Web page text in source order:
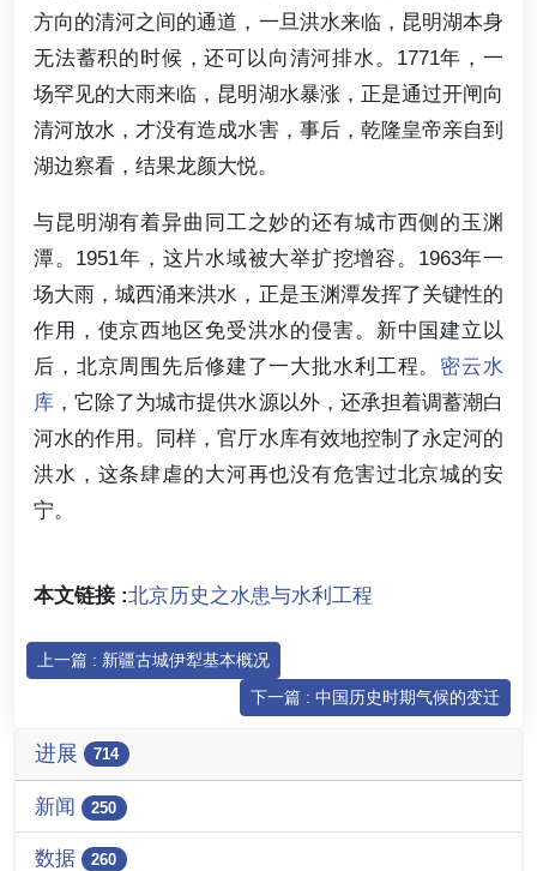
方向的清河之间的通道，一旦洪水来临，昆明湖本身
无法蓄积的时候，还可以向清河排水。1771年，一
场罕见的大雨来临，昆明湖水暴涨，正是通过开闸向
清河放水，才没有造成水害，事后，乾隆皇帝亲自到
湖边察看，结果龙颜大悦。
与昆明湖有着异曲同工之妙的还有城市西侧的玉渊
潭。1951年，这片水域被大举扩挖增容。1963年一
场大雨，城西涌来洪水，正是玉渊潭发挥了关键性的
作用，使京西地区免受洪水的侵害。新中国建立以
后，北京周围先后修建了一大批水利工程。 密云水
库 ，它除了为城市提供水源以外，还承担着调蓄潮白
河水的作用。同样，官厅水库有效地控制了永定河的
洪水，这条肆虐的大河再也没有危害过北京城的安
宁。
本文链接 :北京历史之水患与水利工程
上一篇 : 新疆古城伊犁基本概况
下一篇 : 中国历史时期气候的变迁
进展 714
新闻 250
数据 260